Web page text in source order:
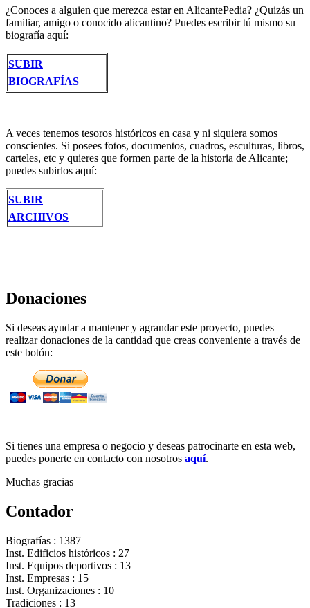
¿Conoces a alguien que merezca estar en AlicantePedia? ¿Quizás un
familiar, amigo o conocido alicantino? Puedes escribir tú mismo su
biografía aquí:
SUBIR
BIOGRAFÍAS
A veces tenemos tesoros históricos en casa y ni siquiera somos
conscientes. Si posees fotos, documentos, cuadros, esculturas, libros,
carteles, etc y quieres que formen parte de la historia de Alicante;
puedes subirlos aquí:
SUBIR
ARCHIVOS
Donaciones
Si deseas ayudar a mantener y agrandar este proyecto, puedes
realizar donaciones de la cantidad que creas conveniente a través de
este botón:
Si tienes una empresa o negocio y deseas patrocinarte en esta web,
puedes ponerte en contacto con nosotros aquí.
Muchas gracias
Contador
Biografías : 1387
Inst. Edificios históricos : 27
Inst. Equipos deportivos : 13
Inst. Empresas : 15
Inst. Organizaciones : 10
Tradiciones : 13